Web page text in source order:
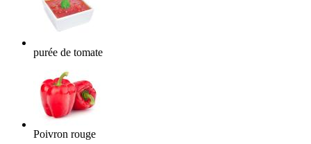
purée de tomate
Poivron rouge